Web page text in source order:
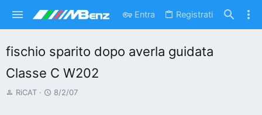
Entra Registrati
fischio sparito dopo averla guidata
Classe C W202
A
RiCAT
D
8/2/07